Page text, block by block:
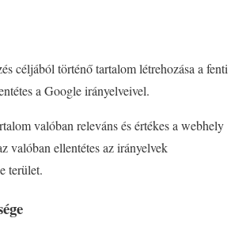
céljából történő tartalom létrehozása a fenti
a Google irányelveivel.
valóban releváns és értékes a webhely
valóban ellentétes az irányelvek
terület.